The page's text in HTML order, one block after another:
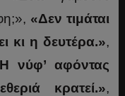
«Δεν τιμάται
κι η δευτέρα.»,
νύφ’ αφόντας
κρατεί.»,